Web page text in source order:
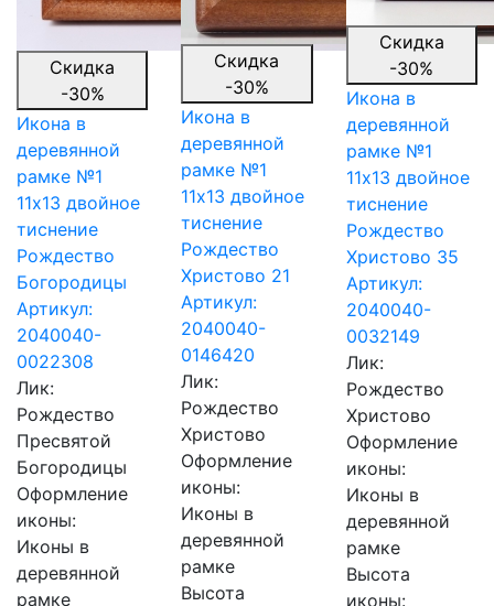
Скидка
-30%
Икона в
деревянной
рамке №1
11х13 двойное
тиснение
Рождество
Богородицы
Артикул:
2040040-
0022308
Лик:
Рождество
Пресвятой
Богородицы
Оформление
иконы:
Иконы в
деревянной
рамке
Скидка
-30%
Икона в
деревянной
рамке №1
11х13 двойное
тиснение
Рождество
Христово 21
Артикул:
2040040-
0146420
Лик:
Рождество
Христово
Оформление
иконы:
Иконы в
деревянной
рамке
Высота
Скидка
-30%
Икона в
деревянной
рамке №1
11х13 двойное
тиснение
Рождество
Христово 35
Артикул:
2040040-
0032149
Лик:
Рождество
Христово
Оформление
иконы:
Иконы в
деревянной
рамке
Высота
иконы: